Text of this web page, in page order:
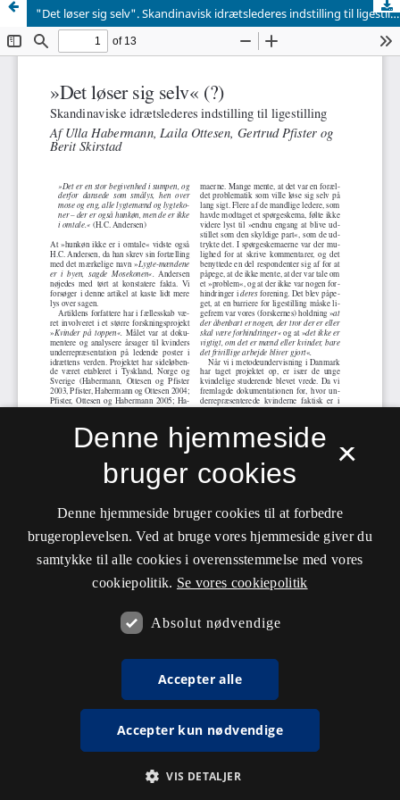
"Det løser sig selv". Skandinavisk idrætslederes indstilling til ligestilling
×
Denne hjemmeside
bruger cookies
Denne hjemmeside bruger cookies til at forbedre
brugeroplevelsen. Ved at bruge vores hjemmeside giver du
samtykke til alle cookies i overensstemmelse med vores
cookiepolitik. Se vores cookiepolitik
Absolut nødvendige
Accepter alle
Accepter kun nødvendige
VIS DETALJER